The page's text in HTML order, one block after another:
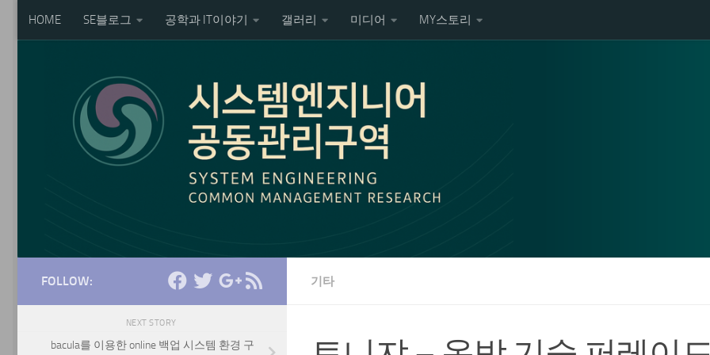
Skip to content
HOME SE블로그 공학과 IT이야기 갤러리 미디어 MY스토리
기타
FOLLOW:
NEXT STORY
bacula를 이용한 online 백업 시스템 환경 구